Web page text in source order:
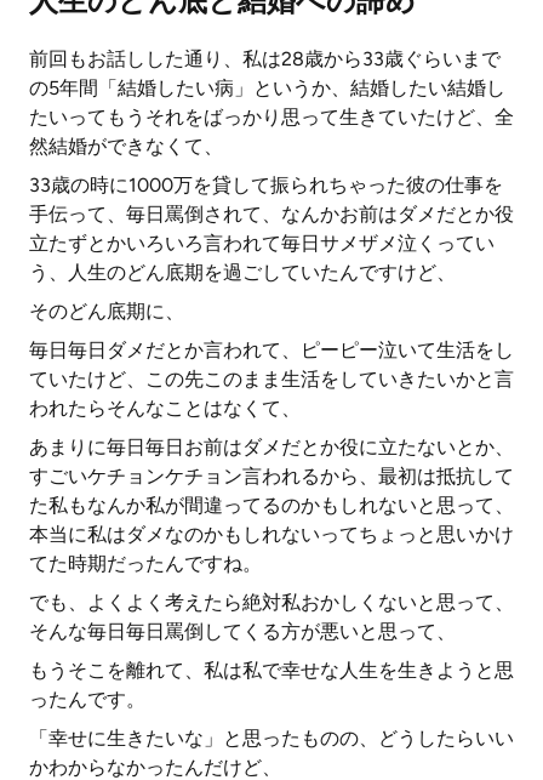
前回もお話しした通り、私は28歳から33歳ぐらいまで
の5年間「結婚したい病」というか、結婚したい結婚し
たいってもうそれをばっかり思って生きていたけど、全
然結婚ができなくて、
33歳の時に1000万を貸して振られちゃった彼の仕事を
手伝って、毎日罵倒されて、なんかお前はダメだとか役
立たずとかいろいろ言われて毎日サメザメ泣くってい
う、人生のどん底期を過ごしていたんですけど、
そのどん底期に、
毎日毎日ダメだとか言われて、ピーピー泣いて生活をし
ていたけど、この先このまま生活をしていきたいかと言
われたらそんなことはなくて、
あまりに毎日毎日お前はダメだとか役に立たないとか、
すごいケチョンケチョン言われるから、最初は抵抗して
た私もなんか私が間違ってるのかもしれないと思って、
本当に私はダメなのかもしれないってちょっと思いかけ
てた時期だったんですね。
でも、よくよく考えたら絶対私おかしくないと思って、
そんな毎日毎日罵倒してくる方が悪いと思って、
もうそこを離れて、私は私で幸せな人生を生きようと思
ったんです。
「幸せに生きたいな」と思ったものの、どうしたらいい
かわからなかったんだけど、